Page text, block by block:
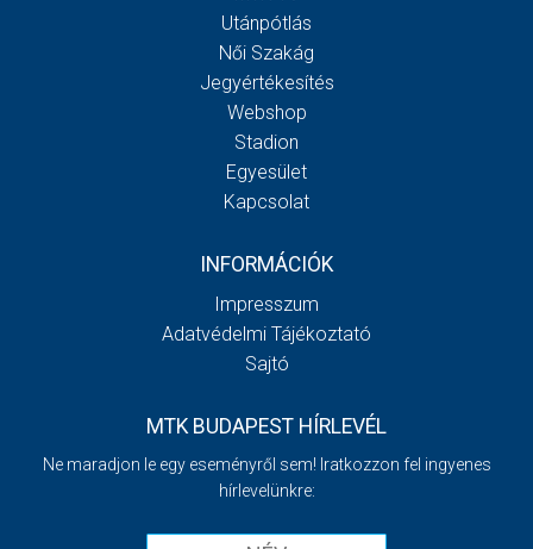
Utánpótlás
Női Szakág
Jegyértékesítés
Webshop
Stadion
Egyesület
Kapcsolat
INFORMÁCIÓK
Impresszum
Adatvédelmi Tájékoztató
Sajtó
MTK BUDAPEST HÍRLEVÉL
Ne maradjon le egy eseményről sem! Iratkozzon fel ingyenes
hírlevelünkre: